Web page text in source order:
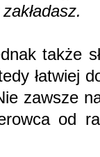
także
łatwiej
zawsze
od